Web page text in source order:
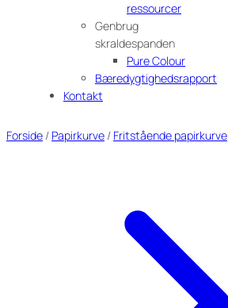
ressourcer
Genbrug
skraldespanden
Pure Colour
Bæredygtighedsrapport
Kontakt
Forside / Papirkurve / Fritstående papirkurve